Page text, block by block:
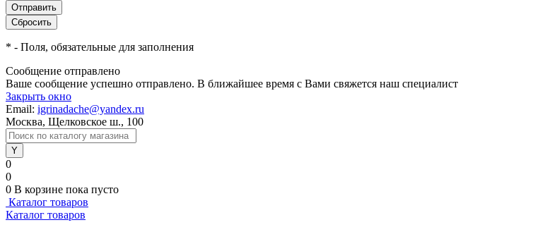
* - Поля, обязательные для заполнения
Сообщение отправлено
Ваше сообщение успешно отправлено. В ближайшее время с Вами свяжется наш специалист
Закрыть окно
Email: igrinadache@yandex.ru
Москва, Щелковское ш., 100
0
0
0 В корзине пока пусто
Каталог товаров
Каталог товаров